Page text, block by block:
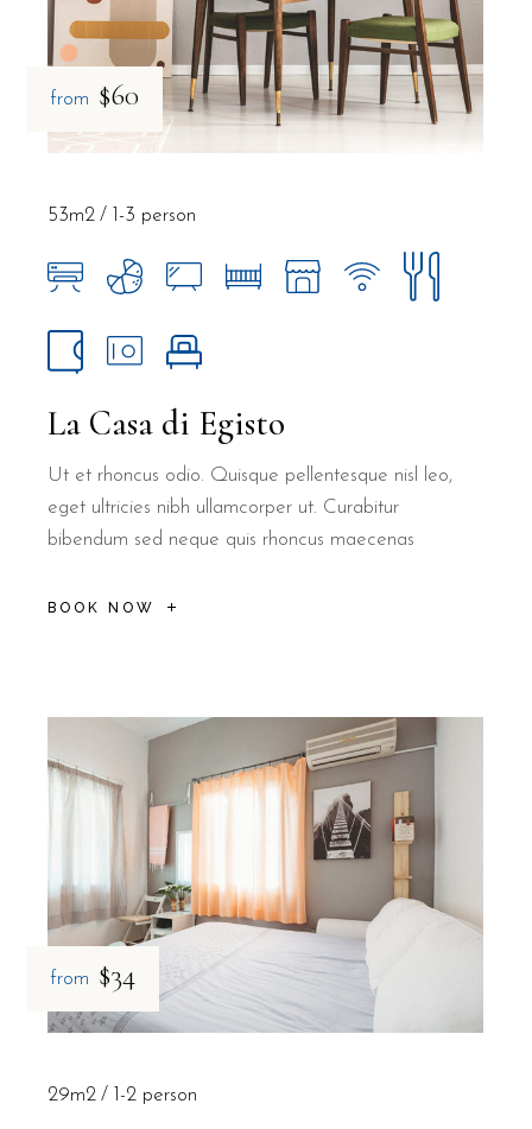
from $60
La Casa di Egisto
Ut et rhoncus odio. Quisque pellentesque nisl leo,
eget ultricies nibh ullamcorper ut. Curabitur
bibendum sed neque quis rhoncus maecenas
BOOK NOW
53m2 1-3 person
from $34
29m2 1-2 person